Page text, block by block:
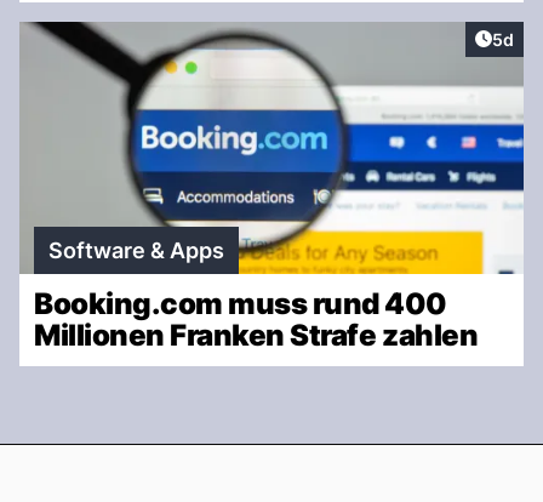
5d
Software & Apps
Booking.com muss rund 400
Millionen Franken Strafe zahlen